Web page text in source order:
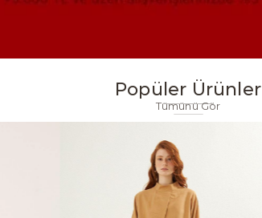
Popüler Ürünler
Tümünü Gör